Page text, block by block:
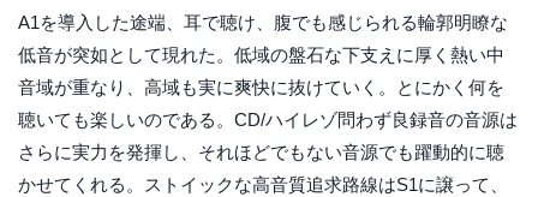
A1を導入した途端、耳で聴け、腹でも感じられる輪郭明瞭な
低音が突如として現れた。低域の盤石な下支えに厚く熱い中
音域が重なり、高域も実に爽快に抜けていく。とにかく何を
聴いても楽しいのである。CD/ハイレゾ問わず良録音の音源は
さらに実力を発揮し、それほどでもない音源でも躍動的に聴
かせてくれる。ストイックな高音質追求路線はS1に譲って、